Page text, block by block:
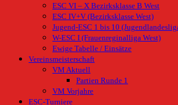
ESC VI – X Bezirksklasse B West
ESC IV+V (Bezirksklasse West)
Jugend-ESC 1 bis 10
W-ESC I (Frauenreginalliga West)
Ewige Tabelle / Einsätze
Vereinsmeisterschaft
VM Aktuell
Partien Runde 1
VM Vorjahre
ESC-Turniere